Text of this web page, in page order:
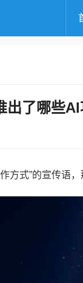
了哪些AI
式”的宣传语，